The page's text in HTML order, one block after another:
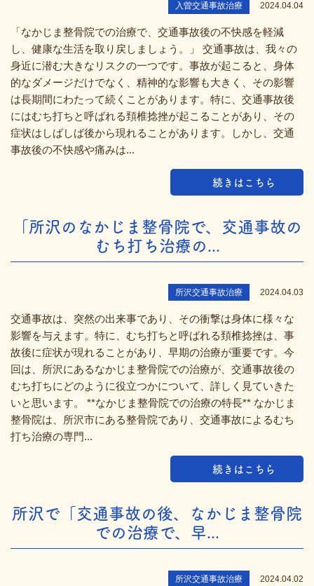
入曽交通事故治療 2024.04.04
「なかじま整骨院での治療で、交通事故後の不快感を軽減
し、健康な生活を取り戻しましょう。」 交通事故は、我々の
身近に潜む大きなリスクの一つです。事故が起こると、身体
的なダメージだけでなく、精神的な影響も大きく、その影響
は長期間にわたって続くことがあります。特に、交通事故後
にはむち打ちと呼ばれる頚椎捻挫が起こることがあり、その
症状はしばしば後から現れることがあります。しかし、交通
事故後の不快感や痛みは...
続きはこちら
「所沢のなかじま整骨院で、交通事故の
むち打ち治療の...
所沢交通事故治療 2024.04.03
交通事故は、突然の出来事であり、その衝撃は身体に様々な
影響を与えます。特に、むち打ちと呼ばれる頚椎捻挫は、事
故後に症状が現れることがあり、早期の治療が重要です。今
回は、所沢にあるなかじま整骨院での治療が、交通事故後の
むち打ちにどのように役立つかについて、詳しく見ていきた
いと思います。 **なかじま整骨院での治療の特長** なかじま
整骨院は、所沢市にある整骨院であり、交通事故によるむち
打ち治療の専門...
続きはこちら
所沢で「交通事故の後、なかじま整骨院
での治療で、早...
所沢交通事故治療 2024.04.02